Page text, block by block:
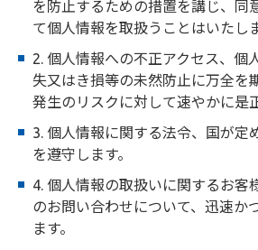
を防止するための措置を講じ、同
て個人情報を取扱うことはいたし
2. 個人情報への不正アクセス、個
失又はき損等の未然防止に万全を
発生のリスクに対して速やかに是
3. 個人情報に関する法令、国が定
を遵守します。
4. 個人情報の取扱いに関するお客
のお問い合わせについて、迅速か
ます。